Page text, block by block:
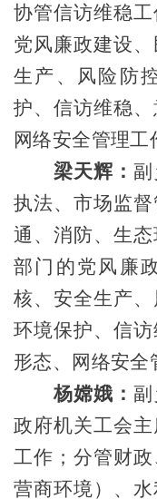
协管信访维稳工
党风廉政建设
生产、风险防
护、信访维稳
网络安全管理工
梁天辉：副
执法、市场监
通、消防、生
部门的党风廉
核、安全生产
环境保护、信
形态、网络安全
杨嫦娥 ：副
政府机关工会
工作； 分管财
营商环境）、水